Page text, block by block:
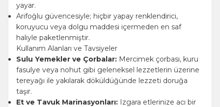
yayar.
Arifoğlu güvencesiyle; hiçbir yapay renklendirici,
koruyucu veya dolgu maddesi içermeden en saf
haliyle paketlenmiştir.
Kullanım Alanları ve Tavsiyeler
Sulu Yemekler ve Çorbalar: Mercimek çorbası, kuru
fasulye veya nohut gibi geleneksel lezzetlerin üzerine
tereyağı ile yakılarak döküldüğünde lezzeti doruğa
taşır.
Et ve Tavuk Marinasyonları: Izgara etlerinize acı bir